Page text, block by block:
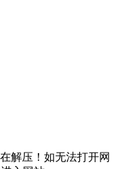
解压！如无法打开网